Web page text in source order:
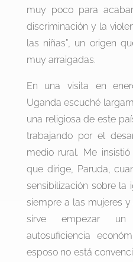
muy poco para
discriminación y la
las niñas”, un origen
muy arraigadas.
En una visita en
Uganda escuché
una religiosa de este
trabajando por el
medio rural. Me
que dirige, Paruda,
sensibilización sobre la
siempre a las mujeres y
sirve empezar
autosuficiencia
esposo no está